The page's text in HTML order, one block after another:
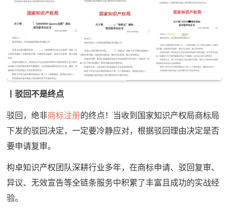
丨驳回不是终点
驳回，绝非商标注册的终点！当收到国家知识产权局商标局
下发的驳回决定，一定要冷静应对，根据驳回理由决定是否
要申请复审。
构卓知识产权团队深耕行业多年，在商标申请、驳回复审、
异议、无效宣告等全链条服务中积累了丰富且成功的实战经
验。